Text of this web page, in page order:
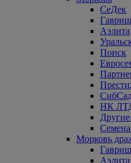
СеДек
Гавриш
Аэлита
Поиск
НК
Морковь
Гавриш
Аэлита